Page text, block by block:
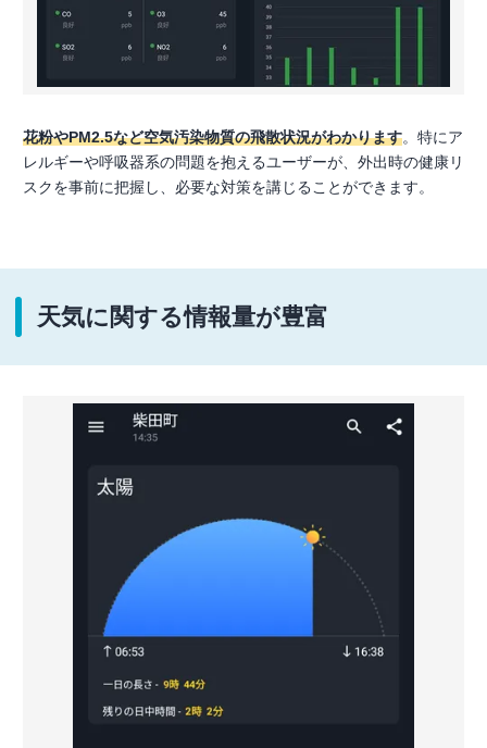
花粉やPM2.5など空気汚染物質の飛散状況がわかります。特にア
レルギーや呼吸器系の問題を抱えるユーザーが、外出時の健康リ
スクを事前に把握し、必要な対策を講じることができます。
天気に関する情報量が豊富